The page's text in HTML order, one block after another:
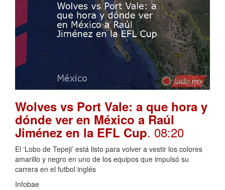
Wolves vs Port Vale: a que hora y
dónde ver en México a Raúl
Jiménez en la EFL Cup. 08:20
El ‘Lobo de Tepeji’ está listo para volver a vestir los colores
amarillo y negro en uno de los equipos que impulsó su
carrera en el futbol inglés
Infobae